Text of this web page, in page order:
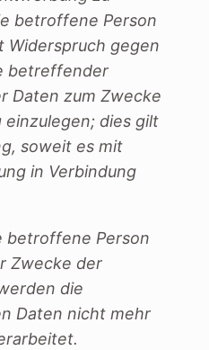
betroffene Person
Widerspruch gegen
betreffender
Daten zum Zwecke
dies gilt
soweit es mit
in Verbindung
betroffene Person
Zwecke der
die
Daten nicht mehr